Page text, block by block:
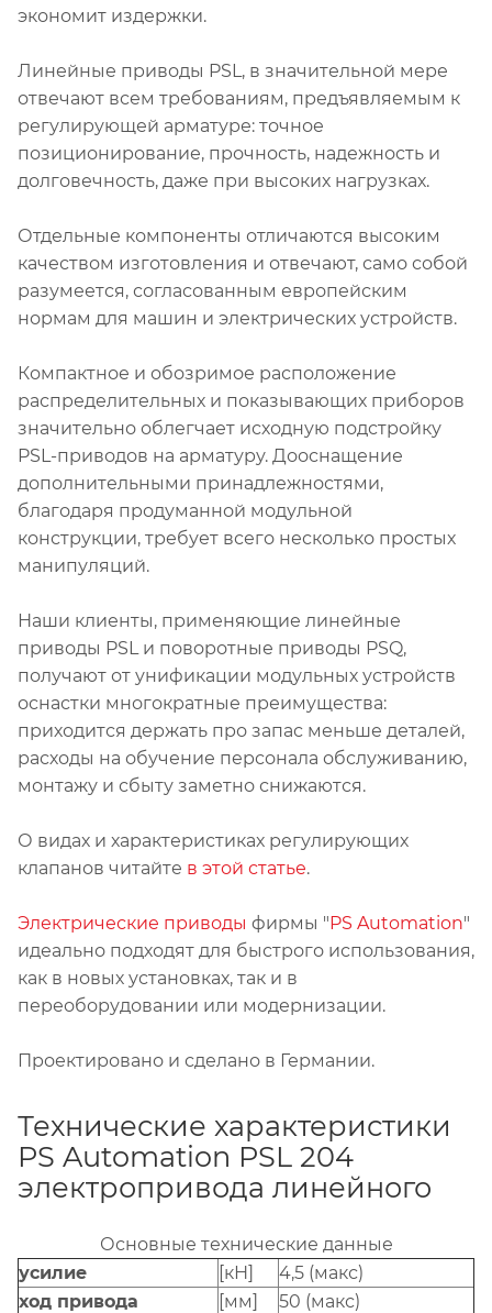
экономит издержки.
Линейные приводы PSL, в значительной мере
отвечают всем требованиям, предъявляемым к
регулирующей арматуре: точное
позиционирование, прочность, надежность и
долговечность, даже при высоких нагрузках.
Отдельные компоненты отличаются высоким
качеством изготовления и отвечают, само собой
разумеется, согласованным европейским
нормам для машин и электрических устройств.
Компактное и обозримое расположение
распределительных и показывающих приборов
значительно облегчает исходную подстройку
PSL-приводов на арматуру. Дооснащение
дополнительными принадлежностями,
благодаря продуманной модульной
конструкции, требует всего несколько простых
манипуляций.
Наши клиенты, применяющие линейные
приводы PSL и поворотные приводы PSQ,
получают от унификации модульных устройств
оснастки многократные преимущества:
приходится держать про запас меньше деталей,
расходы на обучение персонала обслуживанию,
монтажу и сбыту заметно снижаются.
О видах и характеристиках регулирующих
клапанов читайте в этой статье.
Электрические приводы фирмы "PS Automation"
идеально подходят для быстрого использования,
как в новых установках, так и в
переоборудовании или модернизации.
Проектировано и сделано в Германии.
Технические характеристики
PS Automation PSL 204
электропривода линейного
Основные технические данные
усилие
[кН]
4,5 (макс)
ход привода
[мм]
50 (макс)